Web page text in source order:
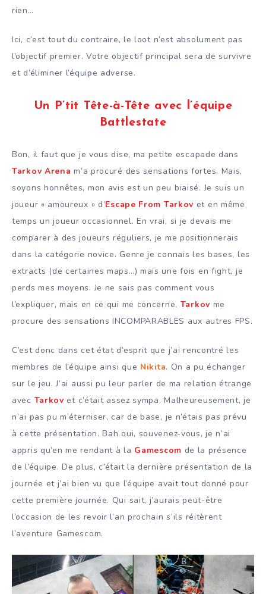
rien…
Ici, c’est tout du contraire, le loot n’est absolument pas
l’objectif premier. Votre objectif principal sera de survivre
et d’éliminer l’équipe adverse.
Un P’tit Tête-à-Tête avec l’équipe
Battlestate
Bon, il faut que je vous dise, ma petite escapade dans
Tarkov Arenam’a procuré des sensations fortes. Mais,
soyons honnêtes, mon avis est un peu biaisé. Je suis un
joueur « amoureux » d’Escape From Tarkov et en même
temps un joueur occasionnel. En vrai, si je devais me
comparer à des joueurs réguliers, je me positionnerais
dans la catégorie novice. Genre je connais les bases, les
extracts (de certaines maps…) mais une fois en fight, je
perds mes moyens. Je ne sais pas comment vous
l’expliquer, mais en ce qui me concerne, Tarkov me
procure des sensations INCOMPARABLES aux autres FPS.
C’est donc dans cet état d’esprit que j’ai rencontré les
membres de l’équipe ainsi que Nikita. On a pu échanger
sur le jeu. J’ai aussi pu leur parler de ma relation étrange
avec Tarkov et c’était assez sympa. Malheureusement, je
n’ai pas pu m’éterniser, car de base, je n’étais pas prévu
à cette présentation. Bah oui, souvenez-vous, je n’ai
appris qu’en me rendant à la Gamescom de la présence
de l’équipe. De plus, c’était la dernière présentation de la
journée et j’ai bien vu que l’équipe avait tout donné pour
cette première journée. Qui sait, j’aurais peut-être
l’occasion de les revoir l’an prochain s’ils réitèrent
l’aventure Gamescom.